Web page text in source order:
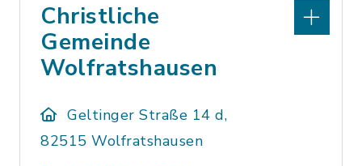
Christliche
Gemeinde
Wolfratshausen
Geltinger Straße 14 d,
82515 Wolfratshausen